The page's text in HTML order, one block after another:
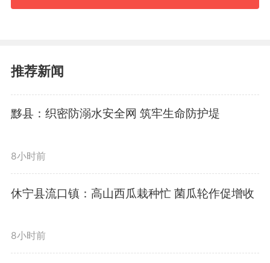
本次演练紧贴辖区防汛实际，
位暴涨、山洪漫溢、河堤隐患加
剧、人员落水被困等真实险情，围
推荐新闻
黟县：织密防溺水安全网 筑牢生命防护堤
8小时前
休宁县流口镇：高山西瓜栽种忙 菌瓜轮作促增收
8小时前